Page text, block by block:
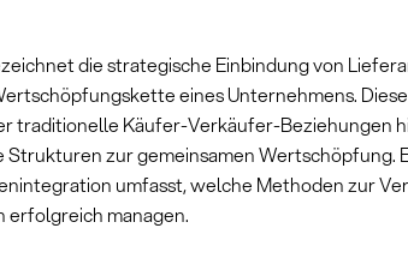
die strategische Einbindung von
eines Unternehmens.
traditionelle Käufer-Verkäufer-Beziehungen
zur gemeinsamen Wertschöpfung.
umfasst, welche Methoden zur
erfolgreich managen.